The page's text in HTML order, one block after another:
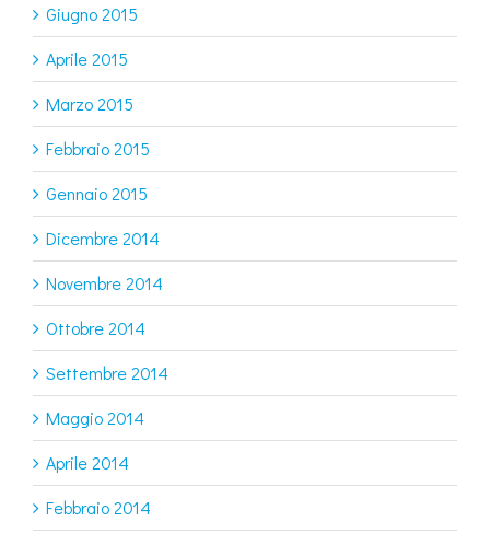
Giugno 2015
Aprile 2015
Marzo 2015
Febbraio 2015
Gennaio 2015
Dicembre 2014
Novembre 2014
Ottobre 2014
Settembre 2014
Maggio 2014
Aprile 2014
Febbraio 2014